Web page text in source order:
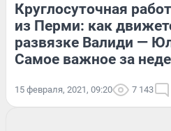
Круглосуточная
из Перми: как
развязке Валиди —
Самое важное за
15 февраля, 2021, 09:20 7 143